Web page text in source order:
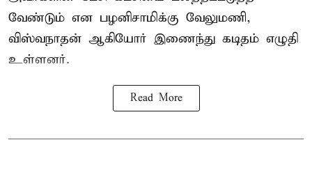
வேண்டும் என பழனிசாமிக்கு வேலுமணி,
விஸ்வநாதன் ஆகியோர் இணைந்து கடிதம் எழுதி
உள்ளனர்.
Read More